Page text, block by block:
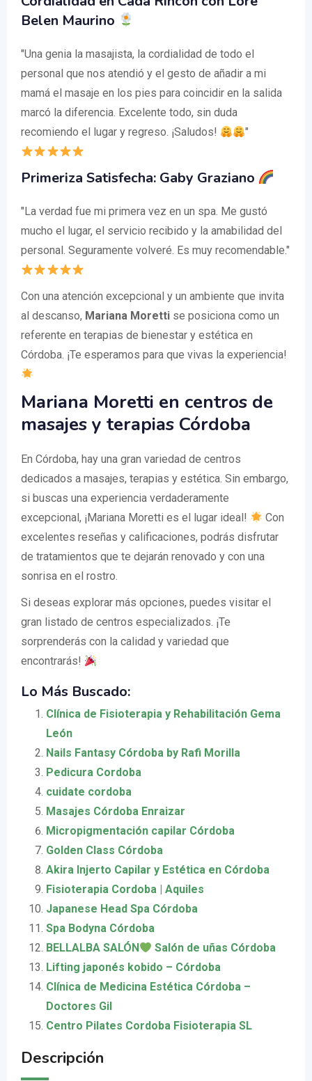
Belen Maurino
"Una genia la masajista, la cordialidad de todo el
personal que nos atendió y el gesto de añadir a mi
mamá el masaje en los pies para coincidir en la salida
marcó la diferencia. Excelente todo, sin duda
recomiendo el lugar y regreso. ¡Saludos!
"
Primeriza Satisfecha: Gaby Graziano
"La verdad fue mi primera vez en un spa. Me gustó
mucho el lugar, el servicio recibido y la amabilidad del
personal. Seguramente volveré. Es muy recomendable."
Con una atención excepcional y un ambiente que invita
al descanso, Mariana Moretti se posiciona como un
referente en terapias de bienestar y estética en
Córdoba. ¡Te esperamos para que vivas la experiencia!
Mariana Moretti en centros de
masajes y terapias Córdoba
En Córdoba, hay una gran variedad de centros
dedicados a masajes, terapias y estética. Sin embargo,
si buscas una experiencia verdaderamente
excepcional, ¡Mariana Moretti es el lugar ideal!
Con
excelentes reseñas y calificaciones, podrás disfrutar
de tratamientos que te dejarán renovado y con una
sonrisa en el rostro.
Si deseas explorar más opciones, puedes visitar el
gran listado de centros especializados. ¡Te
sorprenderás con la calidad y variedad que
encontrarás!
Lo Más Buscado:
Clínica de Fisioterapia y Rehabilitación Gema
León
Nails Fantasy Córdoba by Rafi Morilla
Pedicura Cordoba
cuidate cordoba
Masajes Córdoba Enraizar
Micropigmentación capilar Córdoba
Golden Class Córdoba
Akira Injerto Capilar y Estética en Córdoba
Fisioterapia Cordoba | Aquiles
Japanese Head Spa Córdoba
Spa Bodyna Córdoba
BELLALBA SALÓN
Salón de uñas Córdoba
Lifting japonés kobido – Córdoba
Clínica de Medicina Estética Córdoba –
Doctores Gil
Centro Pilates Cordoba Fisioterapia SL
Descripción